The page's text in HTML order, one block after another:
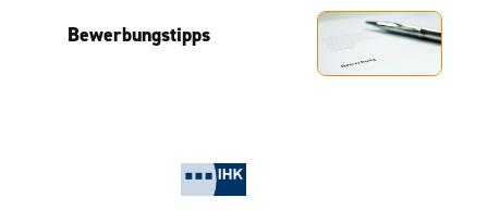
Bewerbungstipps